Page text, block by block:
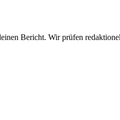
Bericht. Wir prüfen